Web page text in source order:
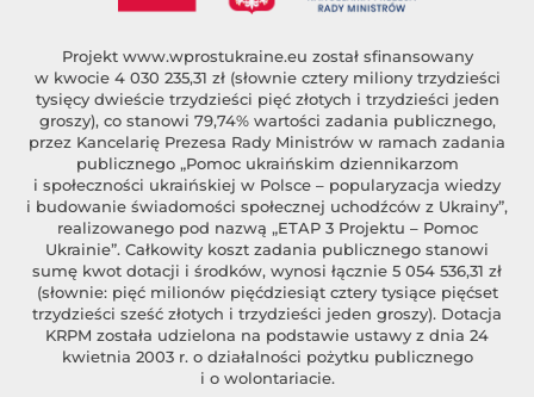
Projekt www.wprostukraine.eu został sfinansowany
w kwocie 4 030 235,31 zł (słownie cztery miliony trzydzieści
tysięcy dwieście trzydzieści pięć złotych i trzydzieści jeden
groszy), co stanowi 79,74% wartości zadania publicznego,
przez Kancelarię Prezesa Rady Ministrów w ramach zadania
publicznego „Pomoc ukraińskim dziennikarzom
i społeczności ukraińskiej w Polsce – popularyzacja wiedzy
i budowanie świadomości społecznej uchodźców z Ukrainy”,
realizowanego pod nazwą „ETAP 3 Projektu – Pomoc
Ukrainie”. Całkowity koszt zadania publicznego stanowi
sumę kwot dotacji i środków, wynosi łącznie 5 054 536,31 zł
(słownie: pięć milionów pięćdziesiąt cztery tysiące pięćset
trzydzieści sześć złotych i trzydzieści jeden groszy). Dotacja
KRPM została udzielona na podstawie ustawy z dnia 24
kwietnia 2003 r. o działalności pożytku publicznego
i o wolontariacie.